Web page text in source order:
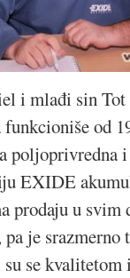
i mlađi sin
od
EXIDE
u svim
je srazmerno
se